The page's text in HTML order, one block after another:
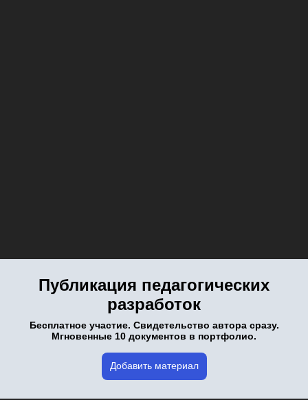
Публикация педагогических
разработок
Бесплатное участие. Свидетельство автора сразу.
Мгновенные 10 документов в портфолио.
Добавить материал